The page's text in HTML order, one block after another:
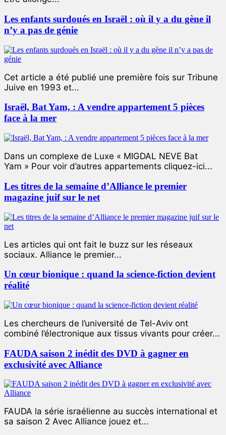
Les enfants surdoués en Israël : où il y a du gène il
n’y a pas de génie
Cet article a été publié une première fois sur Tribune
Juive en 1993 et...
Israël, Bat Yam, : A vendre appartement 5 pièces
face à la mer
Dans un complexe de Luxe « MIGDAL NEVE Bat
Yam » Pour voir d’autres appartements cliquez-ici...
Les titres de la semaine d’Alliance le premier
magazine juif sur le net
Les articles qui ont fait le buzz sur les réseaux
sociaux. Alliance le premier...
Un cœur bionique : quand la science-fiction devient
réalité
Les chercheurs de l’université de Tel-Aviv ont
combiné l’électronique aux tissus vivants pour créer...
FAUDA saison 2 inédit des DVD à gagner en
exclusivité avec Alliance
FAUDA la série israélienne au succès international et
sa saison 2 Avec Alliance jouez et...